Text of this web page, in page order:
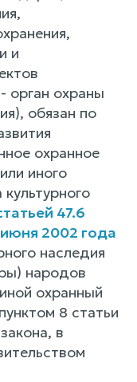
и
орган охраны
обязан по
охранное
иного
47.6
2002 года
наследия
народов
охранный
8 статьи
в